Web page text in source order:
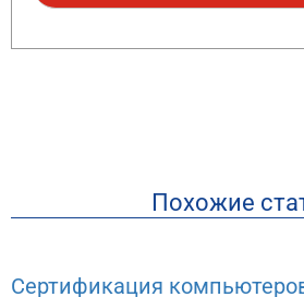
Похожие
Сертификация